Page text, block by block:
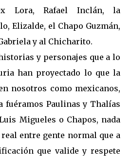
Lora, Rafael Inclán, la
Elizalde, el Chapo Guzmán,
y al Chicharito.
y personajes que a lo
han proyectado lo que la
nosotros como mexicanos,
fuéramos Paulinas y Thalías
Migueles o Chapos, nada
entre gente normal que a
que valide y respete